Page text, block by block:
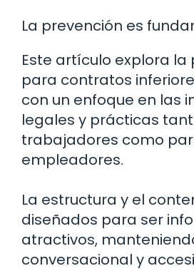
La prevención es
Este artículo explora la
para contratos
con un enfoque en las
legales y prácticas
trabajadores como
empleadores.
La estructura y el
diseñados para ser
atractivos,
conversacional y